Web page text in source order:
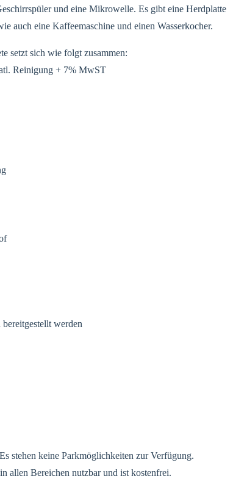
und eine Mikrowelle. Es gibt eine Herdplatte
auch eine Kaffeemaschine und einen Wasserkocher.
setzt sich wie folgt zusammen:
Reinigung + 7% MwST
werden
stehen keine Parkmöglichkeiten zur Verfügung.
allen Bereichen nutzbar und ist kostenfrei.